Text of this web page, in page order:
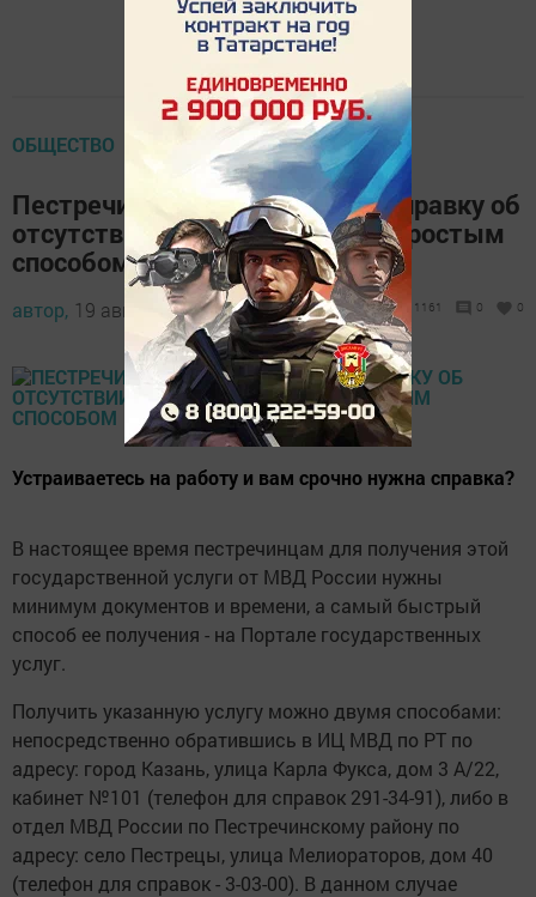
ОБЩЕСТВО
Пестречинцы могут получить справку об
отсутствии судимости самым простым
способом
автор, 19 августа 2016 - 07:03 1161 0 0
Устраиваетесь на работу и вам срочно нужна справка?
В настоящее время пестречинцам для получения этой
государственной услуги от МВД России нужны
минимум документов и времени, а самый быстрый
способ ее получения - на Портале государственных
услуг.
Получить указанную услугу можно двумя способами:
непосредственно обратившись в ИЦ МВД по РТ по
адресу: город Казань, улица Карла Фукса, дом 3 А/22,
кабинет №101 (телефон для справок 291-34-91), либо в
отдел МВД России по Пестречинскому району по
адресу: село Пестрецы, улица Мелиораторов, дом 40
(телефон для справок - 3-03-00). В данном случае